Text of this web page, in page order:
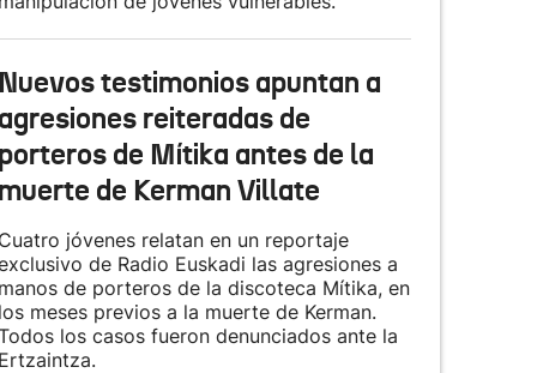
testimonios apuntan a
reiteradas de
de Mítika antes de la
de Kerman Villate
jóvenes relatan en un reportaje
de Radio Euskadi las agresiones a
de porteros de la discoteca Mítika, en
meses previos a la muerte de Kerman.
los casos fueron denunciados ante la